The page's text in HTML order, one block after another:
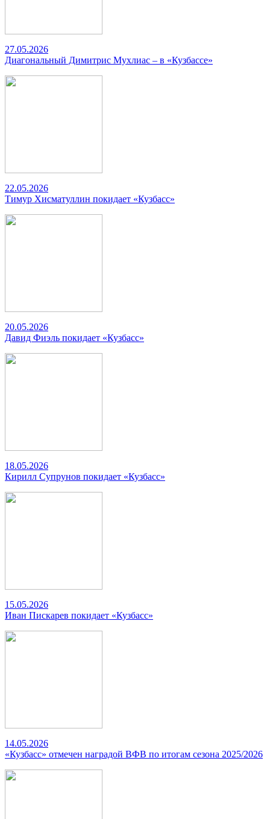
27.05.2026
Диагональный Димитрис Мухлиас – в «Кузбассе»
22.05.2026
Тимур Хисматуллин покидает «Кузбасс»
20.05.2026
Давид Фиэль покидает «Кузбасс»
18.05.2026
Кирилл Супрунов покидает «Кузбасс»
15.05.2026
Иван Пискарев покидает «Кузбасс»
14.05.2026
«Кузбасс» отмечен наградой ВФВ по итогам сезона 2025/2026